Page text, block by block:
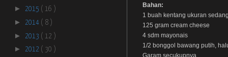
► 2015 ( 16 )
► 2014 ( 8 )
► 2013 ( 12 )
► 2012 ( 30 )
Bahan:
1 buah kentang ukuran
125 gram cream cheese
4 sdm mayonais
1/2 bonggol bawang putih,
Garam secukupnya